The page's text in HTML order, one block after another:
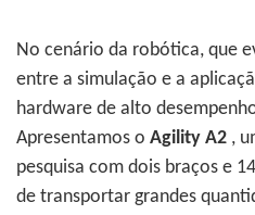
No cenário da robótica, que
entre a simulação e a
hardware de alto
Apresentamos o Agility A2 ,
pesquisa com dois braços e
de transportar grandes